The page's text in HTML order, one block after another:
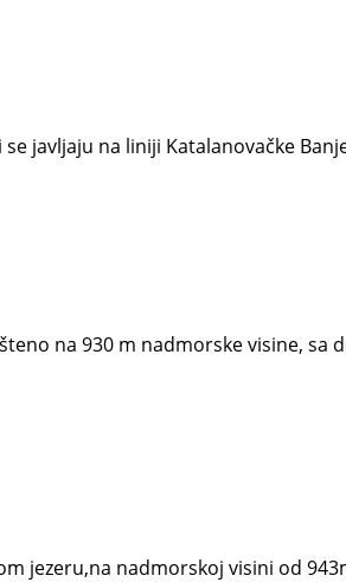
javljaju na liniji Katalanovačke
na 930 m nadmorske visine, sa
jezeru,na nadmorskoj visini od